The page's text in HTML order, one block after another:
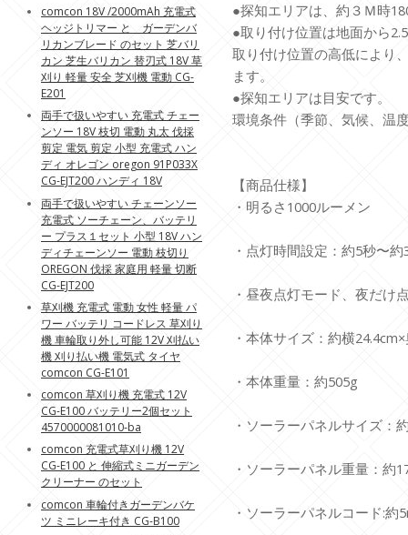
●探知エリアは、約３Ｍ時
●取り付け位置は地面から
取り付け位置の高低により
ます。
●探知エリアは目安です。
環境条件（季節、気候、温
【商品仕様】
・明るさ1000ルーメン
・点灯時間設定：約5秒〜約
・昼夜点灯モード、夜だけ
・本体サイズ：約横
・本体重量：約505g
・ソーラーパネルサイズ：
・ソーラーパネル重量：約
・ソーラーパネルコード:約
comcon 18V /2000mAh 充電式
ヘッジトリマー と ガーデンバ
リカンブレード のセット 芝バリ
カン 芝生バリカン 替刃式 18V 草
刈り 軽量 安全 芝刈機 電動 CG-
E201
両手で扱いやすい 充電式 チェー
ンソー 18V 枝切 電動 丸太 伐採
剪定 電気 剪定 小型 充電式 ハン
ディ オレゴン oregon 91P033X
CG-EJT200 ハンディ 18V
両手で扱いやすい チェーンソー
充電式 ソーチェーン、バッテリ
ー プラス１セット 小型 18V ハン
ディチェーンソー 電動 枝切り
OREGON 伐採 家庭用 軽量 切断
CG-EJT200
草刈機 充電式 電動 女性 軽量 パ
ワー バッテリ コードレス 草刈り
機 車輪取り外し可能 12V 刈払い
機 刈り払い機 電気式 タイヤ
comcon CG-E101
comcon 草刈り機 充電式 12V
CG-E100 バッテリー2個セット
4570000081010-ba
comcon 充電式草刈り機 12V
CG-E100 と 伸縮式ミニガーデン
クリーナー のセット
comcon 車輪付きガーデンバケ
ツ ミニレーキ付き CG-B100